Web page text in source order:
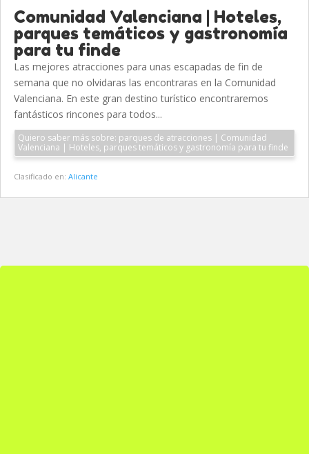
Comunidad Valenciana | Hoteles,
parques temáticos y gastronomía
para tu finde
Las mejores atracciones para unas escapadas de fin de
semana que no olvidaras las encontraras en la Comunidad
Valenciana. En este gran destino turístico encontraremos
fantásticos rincones para todos...
Quiero saber más sobre: parques de atracciones | Comunidad
Valenciana | Hoteles, parques temáticos y gastronomía para tu finde
Clasificado en: Alicante